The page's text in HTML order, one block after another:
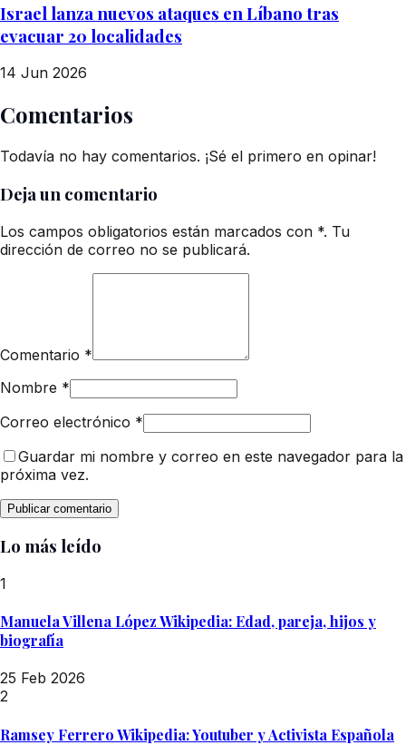
Israel lanza nuevos ataques en Líbano tras
evacuar 20 localidades
14 Jun 2026
Comentarios
Todavía no hay comentarios. ¡Sé el primero en opinar!
Deja un comentario
Los campos obligatorios están marcados con *. Tu
dirección de correo no se publicará.
Comentario *
Nombre *
Correo electrónico *
Guardar mi nombre y correo en este navegador para la
próxima vez.
Lo más leído
1
Manuela Villena López Wikipedia: Edad, pareja, hijos y
biografía
25 Feb 2026
2
Ramsey Ferrero Wikipedia: Youtuber y Activista Española